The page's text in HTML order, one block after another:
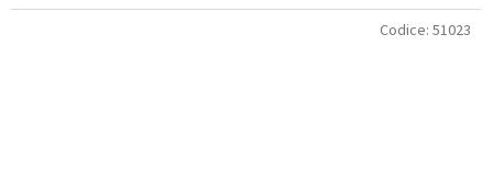
Codice: 51023